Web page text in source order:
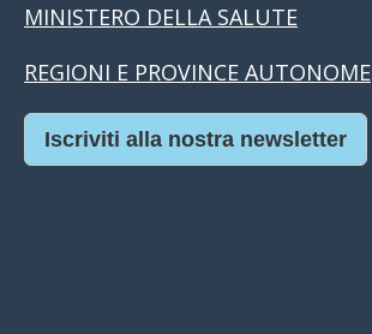
MINISTERO DELLA SALUTE
REGIONI E PROVINCE AUTONOME
Iscriviti alla nostra newsletter